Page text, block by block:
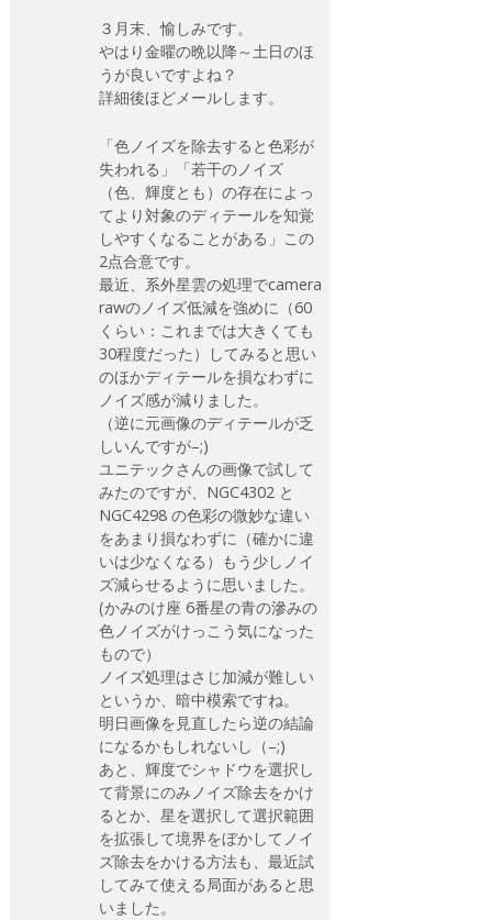
３月末、愉しみです。
やはり金曜の晩以降～土日のほ
うが良いですよね？
詳細後ほどメールします。
「色ノイズを除去すると色彩が
失われる」「若干のノイズ
（色、輝度とも）の存在によっ
てより対象のディテールを知覚
しやすくなることがある」この
2点合意です。
最近、系外星雲の処理でcamera
rawのノイズ低減を強めに（60
くらい：これまでは大きくても
30程度だった）してみると思い
のほかディテールを損なわずに
ノイズ感が減りました。
（逆に元画像のディテールが乏
しいんですが–;)
ユニテックさんの画像で試して
みたのですが、NGC4302 と
NGC4298 の色彩の微妙な違い
をあまり損なわずに（確かに違
いは少なくなる）もう少しノイ
ズ減らせるように思いました。
(かみのけ座 6番星の青の滲みの
色ノイズがけっこう気になった
もので）
ノイズ処理はさじ加減が難しい
というか、暗中模索ですね。
明日画像を見直したら逆の結論
になるかもしれないし（–;)
あと、輝度でシャドウを選択し
て背景にのみノイズ除去をかけ
るとか、星を選択して選択範囲
を拡張して境界をぼかしてノイ
ズ除去をかける方法も、最近試
してみて使える局面があると思
いました。